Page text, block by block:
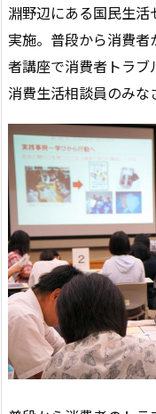
淵野辺にある国民生
実施。普段から消費
者講座で消費者トラ
消費生活相談員のみな